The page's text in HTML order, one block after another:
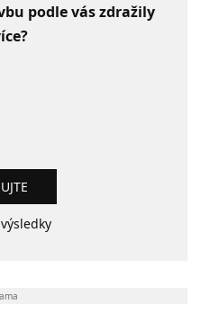
podle vás zdražily